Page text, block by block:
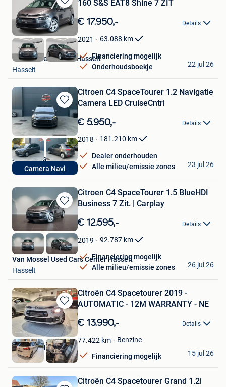
Bewaren
in
Mijn
Favorieten
160 S&S EAT8 Shine 7 ZIT
€ 17.950,- Details
2021 63.088 km
Financiering mogelijk
Onderhoudsboekje
Van Mossel Citroën Hasselt
Hasselt
22 jul 26
Bewaren
in
Mijn
Favorieten
Camera Navi
Citroen C4 SpaceTourer 1.2 Navigatie
Camera LED CruiseCntrl
€ 5.950,- Details
2018 181.210 km
Dealer onderhouden
Alle milieu/emissie zones
Joker Cars
Grimbergen
23 jul 26
Bewaren
in
Mijn
Favorieten
Citroen C4 SpaceTourer 1.5 BlueHDI
Business 7 Zit. | Carplay
€ 12.595,- Details
2019 92.787 km
Financiering mogelijk
Alle milieu/emissie zones
Van Mossel Used Cars Center Hasselt
Hasselt
26 jul 26
Bewaren
in
Mijn
Favorieten
Citroën C4 Spacetourer 2019 -
AUTOMATIC - 12M WARRANTY - NE
€ 13.990,- Details
77.422 km Benzine
Financiering mogelijk
Carrect Vilvoorde
Vilvoorde
15 jul 26
Citroën C4 Spacetourer Grand 1.2i